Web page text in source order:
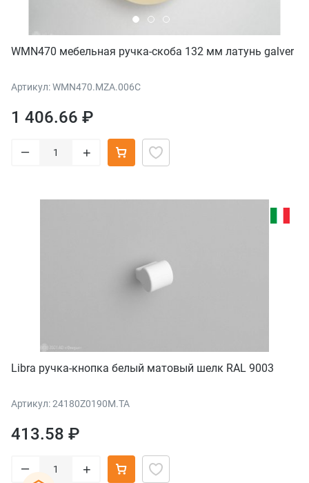
WMN470 мебельная ручка-скоба 132 мм латунь galver
Артикул: WMN470.MZA.006C
1 406.66 ₽
– +
Libra ручка-кнопка белый матовый шелк RAL 9003
Артикул: 24180Z0190M.TA
413.58 ₽
– +